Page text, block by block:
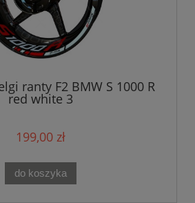
ranty F2 BMW S 1000 R
red white 3
199,00 zł
do koszyka